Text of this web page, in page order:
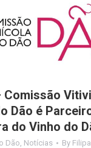
Comissão
Dão é
do Vinho do
Dão Notícias By